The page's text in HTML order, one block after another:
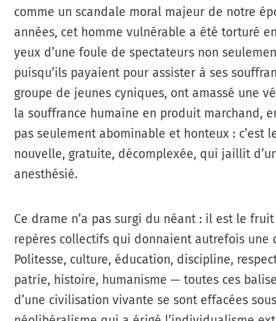
comme un scandale moral majeur de notre
années, cet homme vulnérable a été torturé
yeux d’une foule de spectateurs non
puisqu’ils payaient pour assister à ses
groupe de jeunes cyniques, ont amassé une
la souffrance humaine en produit marchand,
pas seulement abominable et honteux : c’est
nouvelle, gratuite, décomplexée, qui jaillit
anesthésié.
Ce drame n’a pas surgi du néant : il est le
repères collectifs qui donnaient autrefois une
Politesse, culture, éducation, discipline,
patrie, histoire, humanisme — toutes ces
d’une civilisation vivante se sont effacées